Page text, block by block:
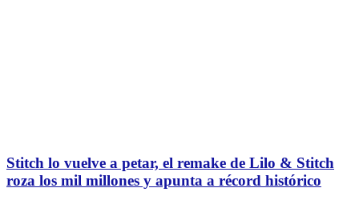
Stitch lo vuelve a petar, el remake de Lilo & Stitch
roza los mil millones y apunta a récord histórico